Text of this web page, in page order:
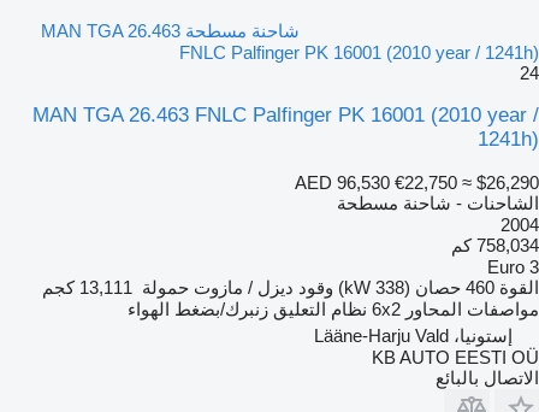
شاحنة مسطحة MAN TGA 26.463
FNLC Palfinger PK 16001 (2010 year / 1241h)
24
MAN TGA 26.463 FNLC Palfinger PK 16001 (2010 year /
1241h)
AED 96,530 €22,750 ≈ $26,290
الشاحنات - شاحنة مسطحة
2004
758,034 كم
Euro 3
القوة 460 حصان (338 kW) وقود ديزل / مازوت حمولة 13,111 كجم
مواصفات المحاور 6x2 نظام التعليق زنبرك/بضغط الهواء
إستونيا، Lääne-Harju Vald
KB AUTO EESTI OÜ
الاتصال بالبائع